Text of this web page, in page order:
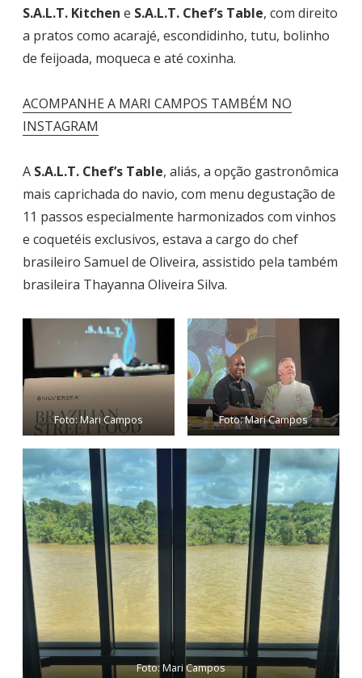
S.A.L.T. Kitchen e S.A.L.T. Chef’s Table, com direito
a pratos como acarajé, escondidinho, tutu, bolinho
de feijoada, moqueca e até coxinha.
ACOMPANHE A MARI CAMPOS TAMBÉM NO
INSTAGRAM
A S.A.L.T. Chef’s Table, aliás, a opção gastronômica
mais caprichada do navio, com menu degustação de
11 passos especialmente harmonizados com vinhos
e coquetéis exclusivos, estava a cargo do chef
brasileiro Samuel de Oliveira, assistido pela também
brasileira Thayanna Oliveira Silva.
Foto: Mari Campos Foto: Mari Campos
Foto: Mari Campos